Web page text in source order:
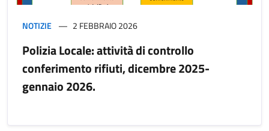
NOTIZIE 2 FEBBRAIO 2026
Polizia Locale: attività di controllo
conferimento rifiuti, dicembre 2025-
gennaio 2026.